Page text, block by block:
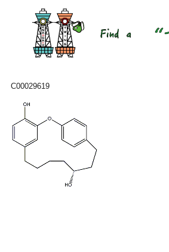
C00029619